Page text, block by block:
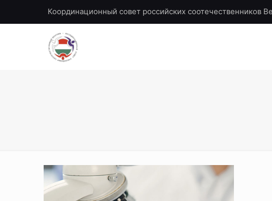
Координационный совет российских соотечественников